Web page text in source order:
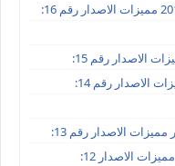
الاصدار رقم 15:
الاصدار رقم 13:
الاصدار 12: